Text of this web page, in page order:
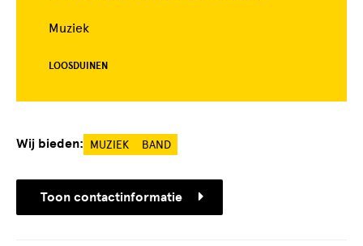
Muziek
LOOSDUINEN
Wij bieden: MUZIEK BAND
Toon contactinformatie